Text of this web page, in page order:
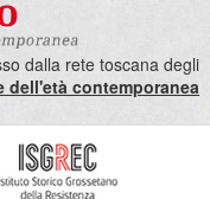
dalla rete toscana degli
dell'età contemporanea